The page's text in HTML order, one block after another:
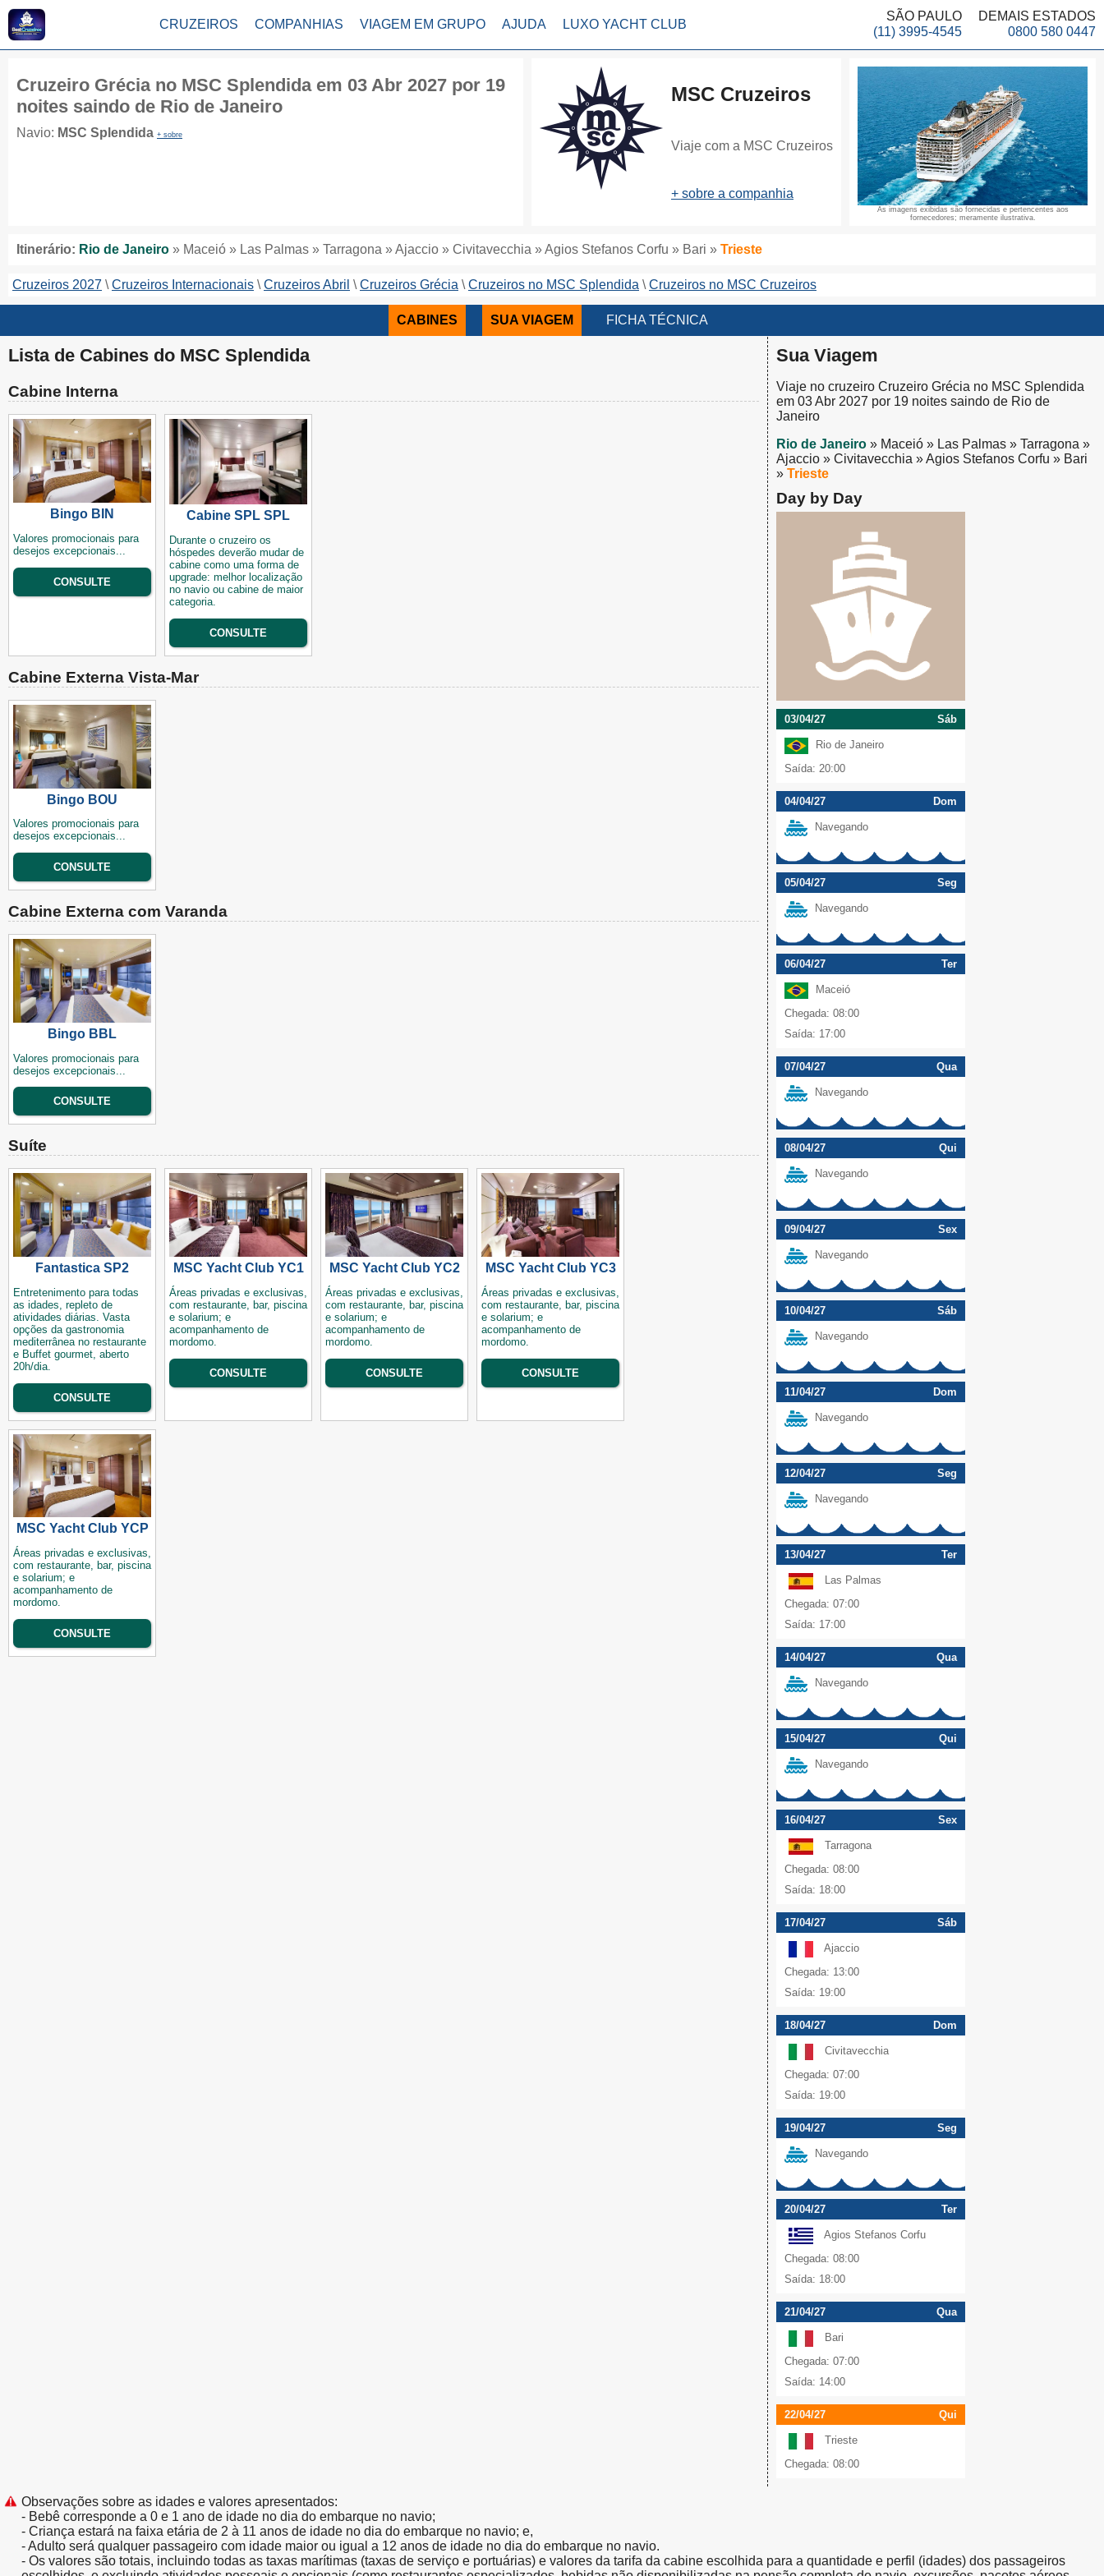
DEMAIS ESTADOS
0800 580 0447
SÃO PAULO
(11) 3995-4545
CRUZEIROS COMPANHIAS VIAGEM EM GRUPO AJUDA LUXO YACHT CLUB
Cruzeiro Grécia no MSC Splendida em 03 Abr 2027 por 19
noites saindo de Rio de Janeiro
Navio: MSC Splendida + sobre
MSC Cruzeiros
Viaje com a MSC Cruzeiros
+ sobre a companhia
As imagens exibidas são fornecidas e pertencentes aos
fornecedores; meramente ilustrativa.
Itinerário: Rio de Janeiro » Maceió » Las Palmas » Tarragona » Ajaccio » Civitavecchia » Agios Stefanos Corfu » Bari » Trieste
Cruzeiros 2027 Cruzeiros Internacionais Cruzeiros Abril Cruzeiros Grécia Cruzeiros no MSC Splendida Cruzeiros no MSC Cruzeiros
CABINES SUA VIAGEM FICHA TÉCNICA
Lista de Cabines do MSC Splendida
Cabine Interna
Bingo BIN
Valores promocionais para
desejos excepcionais...
CONSULTE
Cabine SPL SPL
Durante o cruzeiro os
hóspedes deverão mudar de
cabine como uma forma de
upgrade: melhor localização
no navio ou cabine de maior
categoria.
CONSULTE
Cabine Externa Vista-Mar
Bingo BOU
Valores promocionais para
desejos excepcionais...
CONSULTE
Cabine Externa com Varanda
Bingo BBL
Valores promocionais para
desejos excepcionais...
CONSULTE
Suíte
Fantastica SP2
Entretenimento para todas
as idades, repleto de
atividades diárias. Vasta
opções da gastronomia
mediterrânea no restaurante
e Buffet gourmet, aberto
20h/dia.
CONSULTE
MSC Yacht Club YC1
Áreas privadas e exclusivas,
com restaurante, bar, piscina
e solarium; e
acompanhamento de
mordomo.
CONSULTE
MSC Yacht Club YC2
Áreas privadas e exclusivas,
com restaurante, bar, piscina
e solarium; e
acompanhamento de
mordomo.
CONSULTE
MSC Yacht Club YC3
Áreas privadas e exclusivas,
com restaurante, bar, piscina
e solarium; e
acompanhamento de
mordomo.
CONSULTE
MSC Yacht Club YCP
Áreas privadas e exclusivas,
com restaurante, bar, piscina
e solarium; e
acompanhamento de
mordomo.
CONSULTE
Sua Viagem
Viaje no cruzeiro Cruzeiro Grécia no MSC Splendida
em 03 Abr 2027 por 19 noites saindo de Rio de
Janeiro
Rio de Janeiro » Maceió » Las Palmas » Tarragona »
Ajaccio » Civitavecchia » Agios Stefanos Corfu » Bari
» Trieste
Day by Day
03/04/27 Sáb
Rio de Janeiro
Saída: 20:00
04/04/27 Dom
Navegando
05/04/27 Seg
Navegando
06/04/27 Ter
Maceió
Chegada: 08:00
Saída: 17:00
07/04/27 Qua
Navegando
08/04/27 Qui
Navegando
09/04/27 Sex
Navegando
10/04/27 Sáb
Navegando
11/04/27 Dom
Navegando
12/04/27 Seg
Navegando
13/04/27 Ter
Las Palmas
Chegada: 07:00
Saída: 17:00
14/04/27 Qua
Navegando
15/04/27 Qui
Navegando
16/04/27 Sex
Tarragona
Chegada: 08:00
Saída: 18:00
17/04/27 Sáb
Ajaccio
Chegada: 13:00
Saída: 19:00
18/04/27 Dom
Civitavecchia
Chegada: 07:00
Saída: 19:00
19/04/27 Seg
Navegando
20/04/27 Ter
Agios Stefanos Corfu
Chegada: 08:00
Saída: 18:00
21/04/27 Qua
Bari
Chegada: 07:00
Saída: 14:00
22/04/27 Qui
Trieste
Chegada: 08:00
Observações sobre as idades e valores apresentados:
- Bebê corresponde a 0 e 1 ano de idade no dia do embarque no navio;
- Criança estará na faixa etária de 2 à 11 anos de idade no dia do embarque no navio; e,
- Adulto será qualquer passageiro com idade maior ou igual a 12 anos de idade no dia do embarque no navio.
- Os valores são totais, incluindo todas as taxas marítimas (taxas de serviço e portuárias) e valores da tarifa da cabine escolhida para a quantidade e perfil (idades) dos passageiros